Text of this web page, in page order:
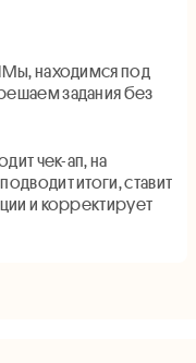
находимся под
задания без
чек-ап, на
итоги, ставит
и корректирует